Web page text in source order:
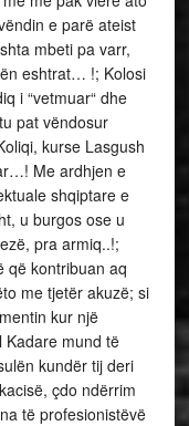
e parë ateist
mbeti pa varr,
eshtrat… !; Kolosi
i “vetmuar“ dhe
pat vëndosur
kurse Lasgush
Me ardhjen e
shqiptare e
u burgos ose u
pra armiq..!;
që kontribuan aq
me tjetër akuzë; si
kur një
Kadare mund të
kundër tij deri
çdo ndërrim
të profesionistëvë